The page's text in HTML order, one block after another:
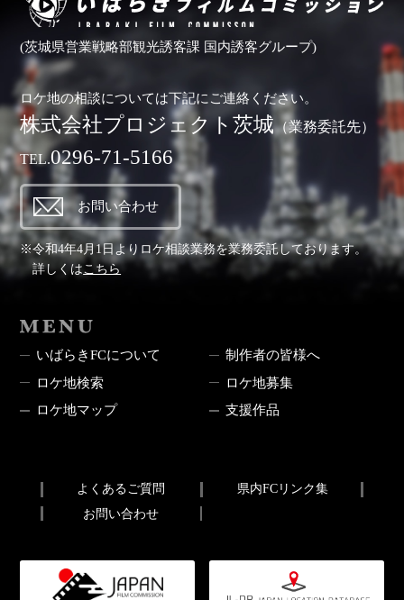
(茨城県営業戦略部観光誘客課 国内誘客グループ)
ロケ地の相談については下記にご連絡ください。
株式会社プロジェクト茨城（業務委託先）
TEL.0296-71-5166
お問い合わせ
※令和4年4月1日よりロケ相談業務を業務委託しております。
詳しくは こちら
いばらきFCについて
制作者の皆様へ
ロケ地検索
ロケ地募集
ロケ地マップ
支援作品
よくあるご質問
県内FCリンク集
お問い合わせ